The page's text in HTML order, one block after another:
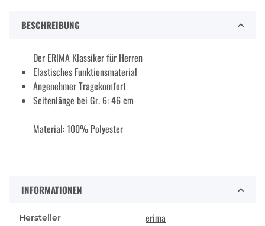
BESCHREIBUNG
Der ERIMA Klassiker für Herren
Elastisches Funktionsmaterial
Angenehmer Tragekomfort
Seitenlänge bei Gr. 6: 46 cm
Material: 100% Polyester
INFORMATIONEN
Hersteller erima